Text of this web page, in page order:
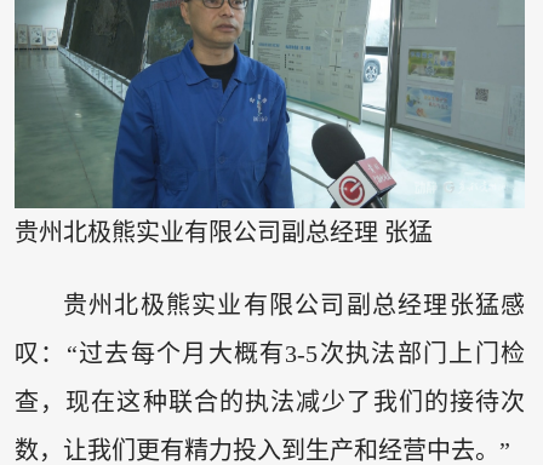
贵州北极熊实业有限公司副总经理 张猛
贵州北极熊实业有限公司副总经理张猛感
叹：“过去每个月大概有3-5次执法部门上门检
查，现在这种联合的执法减少了我们的接待次
数，让我们更有精力投入到生产和经营中去。”